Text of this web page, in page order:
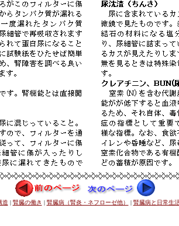
造| 腎臓の働き | 腎臓病（腎炎・ネフローゼ他） | 腎臓病と日常生